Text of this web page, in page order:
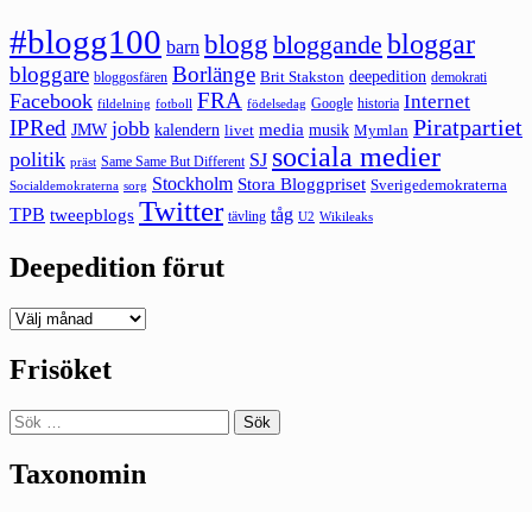
#blogg100 barn blogg bloggande bloggar
bloggare bloggosfären Borlänge Brit Stakston deepedition demokrati
Facebook fildelning fotboll FRA födelsedag Google historia Internet
IPRed JMW jobb kalendern livet media musik Mymlan Piratpartiet
politik präst Same Same But Different SJ sociala medier
Socialdemokraterna sorg Stockholm Stora Bloggpriset Sverigedemokraterna
TPB tweepblogs Twitter tävling tåg U2 Wikileaks
Deepedition förut
Deepedition
Frisöket
Sök
efter:
Taxonomin